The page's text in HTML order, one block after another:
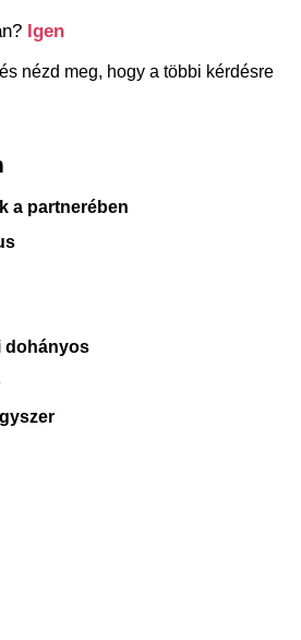
Igen
és nézd meg, hogy a többi kérdésre
a partnerében
dohányos